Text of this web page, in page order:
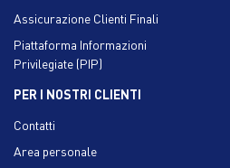
Assicurazione Clienti Finali
Piattaforma Informazioni
Privilegiate (PIP)
PER I NOSTRI CLIENTI
Contatti
Area personale